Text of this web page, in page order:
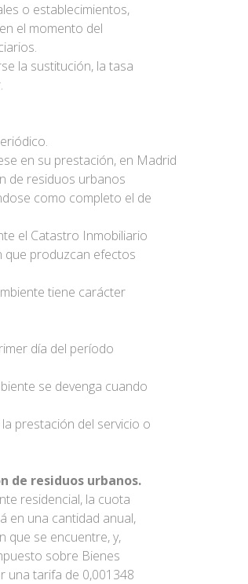
o establecimientos,
el momento del
la sustitución, la tasa
en su prestación, en Madrid
de residuos urbanos
como completo el de
el Catastro Inmobiliario
que produzcan efectos
tiene carácter
día del período
se devenga cuando
prestación del servicio o
de residuos urbanos.
residencial, la cuota
en una cantidad anual,
que se encuentre, y,
sobre Bienes
una tarifa de 0,001348